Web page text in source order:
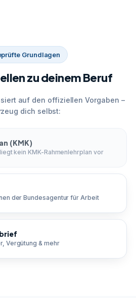
Grundlagen
zu deinem Beruf
auf den offiziellen Vorgaben –
dich selbst:
(KMK)
kein KMK-Rahmenlehrplan vor
der Bundesagentur für Arbeit
Vergütung & mehr